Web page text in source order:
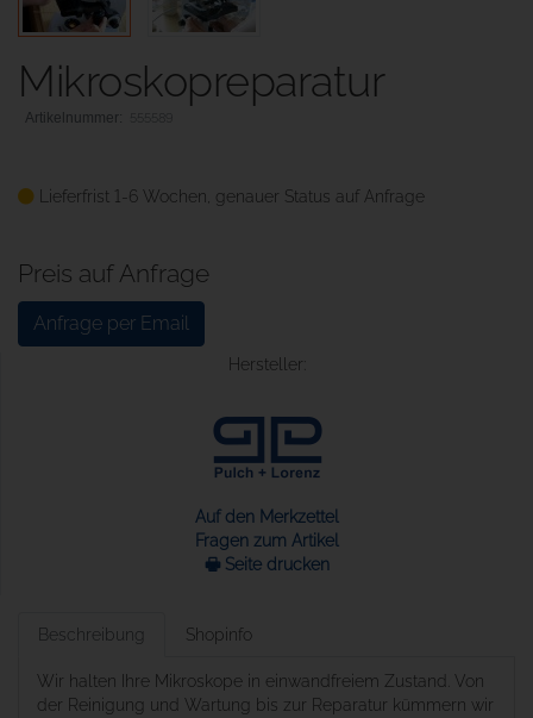
Mikroskopreparatur
Lieferfrist 1-6 Wochen, genauer Status auf Anfrage
Preis auf Anfrage
Anfrage per Email
Hersteller:
Auf den Merkzettel
Fragen zum Artikel
🖶 Seite drucken
Beschreibung Shopinfo
Wir halten Ihre Mikroskope in einwandfreiem Zustand. Von
der Reinigung und Wartung bis zur Reparatur kümmern wir